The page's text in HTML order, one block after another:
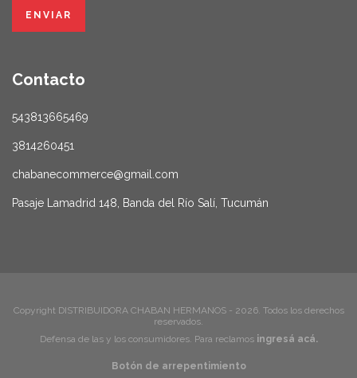
Contacto
543813665469
3814260451
chabanecommerce@gmail.com
Pasaje Lamadrid 148, Banda del Río Salí, Tucumán
Copyright DISTRIBUIDORA CHABAN HERMANOS - 2026. Todos los derechos
reservados.
Defensa de las y los consumidores. Para reclamos ingresá acá.
Botón de arrepentimiento